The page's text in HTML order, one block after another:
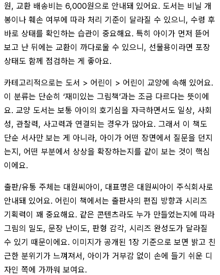
원, 교환 배송비는 6,000원으로 안내돼 있어요. 도서는 비닐 개
봉이나 훼손 여부에 따라 처리 기준이 달라질 수 있으니, 수령 후
바로 상태를 확인하는 습관이 중요해요. 특히 아이가 먼저 뜯어
보고 난 뒤에는 교환이 까다로울 수 있으니, 선물용이라면 포장
상태도 함께 점검하는 게 좋아요.
카테고리적으로는 도서 > 어린이 > 어린이 교양에 속해 있어요.
이 분류는 단순히 ‘재미있는 그림책’과는 조금 다르다는 뜻이에
요. 교양 도서는 보통 아이의 호기심을 자극하면서도 일상, 사회
성, 관찰력, 사고력과 연결되는 경우가 많아요. 그래서 이 책도
단순 서사만 보는 게 아니라, 아이가 어떤 장면에서 질문을 던지
는지, 어떤 부분에서 상상을 확장하는지를 같이 보는 것이 핵심
이에요.
출판/유통 주체는 대원씨아이, 대표명은 대원씨아이 주식회사로
안내돼 있어요. 어린이 책에서는 출판사의 편집 방향과 시리즈
기획력이 꽤 중요해요. 같은 콘텐츠라도 누가 만들었는지에 따라
그림의 밀도, 문장 난이도, 판형 감각, 시리즈 완성도가 달라질
수 있기 때문이에요. 이미지가 공개된 1장 기준으로 보면 밝고 친
근한 분위기가 느껴져서, 아이가 거부감 없이 손에 들기 쉬운 디
자인 쪽에 가까워 보여요.